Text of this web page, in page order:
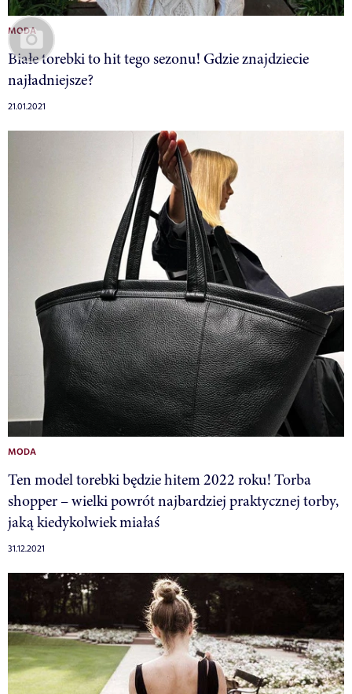
MODA
Białe torebki to hit tego sezonu! Gdzie znajdziecie
najładniejsze?
21.01.2021
MODA
Ten model torebki będzie hitem 2022 roku! Torba
shopper – wielki powrót najbardziej praktycznej torby,
jaką kiedykolwiek miałaś
31.12.2021